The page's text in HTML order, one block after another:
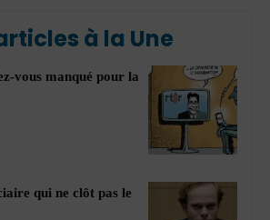
à la Une
vous manqué pour la
qui ne clôt pas le